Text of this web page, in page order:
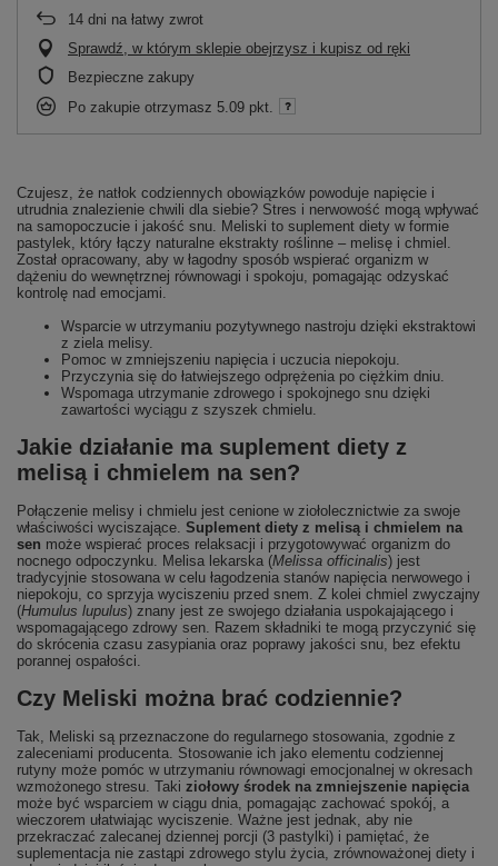
14 dni na łatwy zwrot
Sprawdź, w którym sklepie obejrzysz i kupisz od ręki
Bezpieczne zakupy
Po zakupie otrzymasz 5.09 pkt.
Czujesz, że natłok codziennych obowiązków powoduje napięcie i
utrudnia znalezienie chwili dla siebie? Stres i nerwowość mogą wpływać
na samopoczucie i jakość snu. Meliski to suplement diety w formie
pastylek, który łączy naturalne ekstrakty roślinne – melisę i chmiel.
Został opracowany, aby w łagodny sposób wspierać organizm w
dążeniu do wewnętrznej równowagi i spokoju, pomagając odzyskać
kontrolę nad emocjami.
Wsparcie w utrzymaniu pozytywnego nastroju dzięki ekstraktowi
z ziela melisy.
Pomoc w zmniejszeniu napięcia i uczucia niepokoju.
Przyczynia się do łatwiejszego odprężenia po ciężkim dniu.
Wspomaga utrzymanie zdrowego i spokojnego snu dzięki
zawartości wyciągu z szyszek chmielu.
Jakie działanie ma suplement diety z
melisą i chmielem na sen?
Połączenie melisy i chmielu jest cenione w ziołolecznictwie za swoje
właściwości wyciszające. Suplement diety z melisą i chmielem na
sen może wspierać proces relaksacji i przygotowywać organizm do
nocnego odpoczynku. Melisa lekarska (Melissa officinalis) jest
tradycyjnie stosowana w celu łagodzenia stanów napięcia nerwowego i
niepokoju, co sprzyja wyciszeniu przed snem. Z kolei chmiel zwyczajny
(Humulus lupulus) znany jest ze swojego działania uspokajającego i
wspomagającego zdrowy sen. Razem składniki te mogą przyczynić się
do skrócenia czasu zasypiania oraz poprawy jakości snu, bez efektu
porannej ospałości.
Czy Meliski można brać codziennie?
Tak, Meliski są przeznaczone do regularnego stosowania, zgodnie z
zaleceniami producenta. Stosowanie ich jako elementu codziennej
rutyny może pomóc w utrzymaniu równowagi emocjonalnej w okresach
wzmożonego stresu. Taki ziołowy środek na zmniejszenie napięcia
może być wsparciem w ciągu dnia, pomagając zachować spokój, a
wieczorem ułatwiając wyciszenie. Ważne jest jednak, aby nie
przekraczać zalecanej dziennej porcji (3 pastylki) i pamiętać, że
suplementacja nie zastąpi zdrowego stylu życia, zrównoważonej diety i